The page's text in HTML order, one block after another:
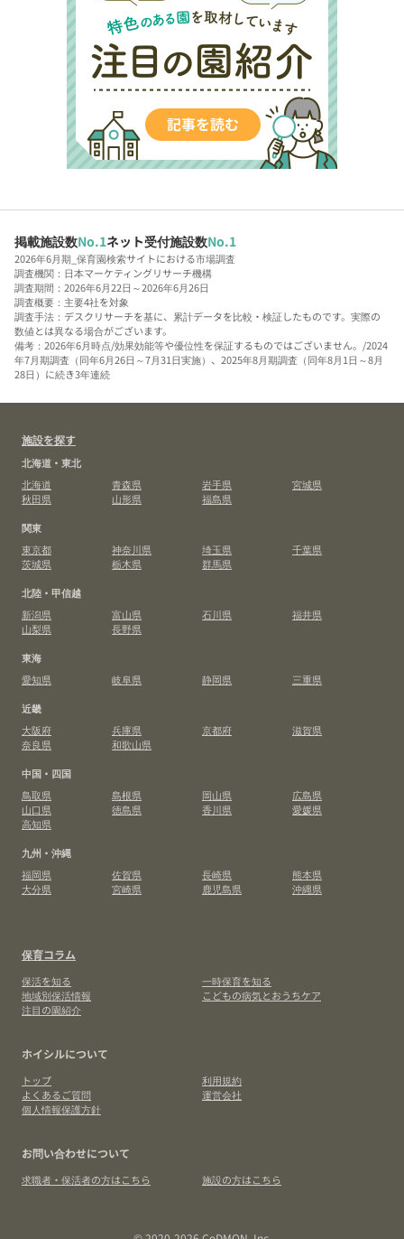
掲載施設数No.1ネット受付施設数No.1
2026年6月期_保育園検索サイトにおける市場調査
調査機関：日本マーケティングリサーチ機構
調査期間：2026年6月22日～2026年6月26日
調査概要：主要4社を対象
調査手法：デスクリサーチを基に、累計データを比較・検証したものです。実際の
数値とは異なる場合がございます。
備考：2026年6月時点/効果効能等や優位性を保証するものではございません。/2024
年7月期調査（同年6月26日～7月31日実施）、2025年8月期調査（同年8月1日～8月
28日）に続き3年連続
施設を探す
北海道・東北
北海道
青森県 岩手県
宮城県
秋田県
山形県
福島県
関東
東京都
神奈川県 埼玉県
千葉県
茨城県
栃木県
群馬県
北陸・甲信越
新潟県
富山県 石川県
福井県
山梨県
長野県
東海
愛知県
岐阜県 静岡県
三重県
近畿
大阪府
兵庫県 京都府
滋賀県
奈良県
和歌山県
中国・四国
鳥取県
島根県 岡山県
広島県
山口県
徳島県 香川県
愛媛県
高知県
九州・沖縄
福岡県
佐賀県 長崎県
熊本県
大分県
宮崎県 鹿児島県 沖縄県
保育コラム
保活を知る
一時保育を知る
地域別保活情報
こどもの病気とおうちケア
注目の園紹介
ホイシルについて
トップ
利用規約
よくあるご質問
運営会社
個人情報保護方針
お問い合わせについて
求職者・保活者の方はこちら 施設の方はこちら